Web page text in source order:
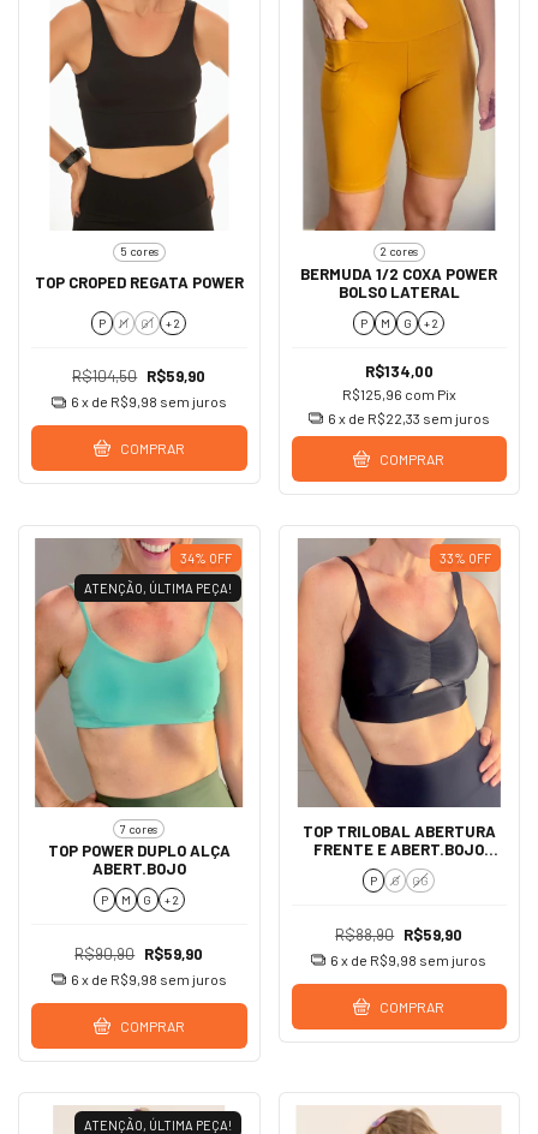
5 cores
TOP CROPED REGATA POWER
P M G1 + 2
R$104,50 R$59,90
6 x de R$9,98 sem juros
COMPRAR
2 cores
BERMUDA 1/2 COXA POWER
BOLSO LATERAL
P M G + 2
R$134,00
R$125,96 com Pix
6 x de R$22,33 sem juros
COMPRAR
34% OFF
ATENÇÃO, ÚLTIMA PEÇA!
7 cores
TOP POWER DUPLO ALÇA
ABERT.BOJO
P M G + 2
R$90,90 R$59,90
6 x de R$9,98 sem juros
COMPRAR
33% OFF
TOP TRILOBAL ABERTURA
FRENTE E ABERT.BOJO
JELLY
P G GG
R$88,90 R$59,90
6 x de R$9,98 sem juros
COMPRAR
ATENÇÃO, ÚLTIMA PEÇA!